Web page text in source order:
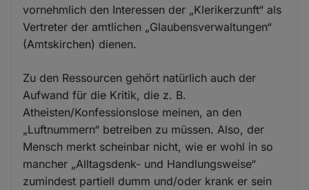
vornehmlich den Interessen der „Klerikerzunft“ als
Vertreter der amtlichen „Glaubensverwaltungen“
(Amtskirchen) dienen.
Zu den Ressourcen gehört natürlich auch der
Aufwand für die Kritik, die z. B.
Atheisten/Konfessionslose meinen, an den
„Luftnummern“ betreiben zu müssen. Also, der
Mensch merkt scheinbar nicht, wie er wohl in so
mancher „Alltagsdenk- und Handlungsweise“
zumindest partiell dumm und/oder krank er sein